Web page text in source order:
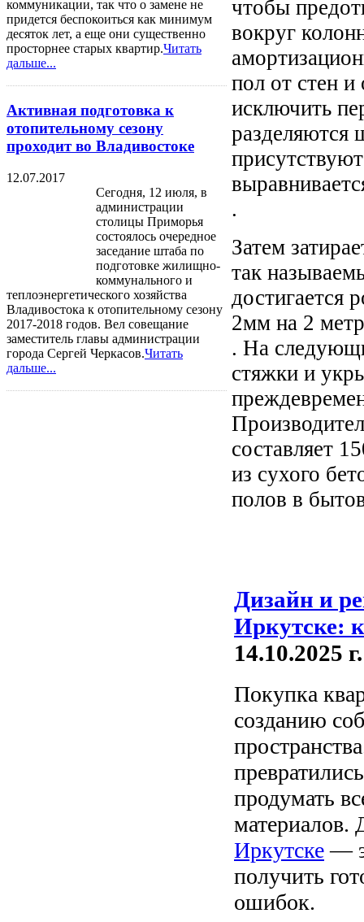
коммуникации, так что о замене не
придется беспокоиться как минимум
десяток лет, а еще они существенно
просторнее старых квартир.Читать
дальше...
Активная подготовка к
отопительному сезону
проходит во Владивостоке
12.07.2017
Сегодня, 12 июля, в
администрации
столицы Приморья
состоялось очередное
заседание штаба по
подготовке жилищно-
коммунального и
теплоэнергетического хозяйства
Владивостока к отопительному сезону
2017-2018 годов. Вел совещание
заместитель главы администрации
города Сергей Черкасов.Читать
дальше...
чтобы
вокруг
пол от стен
исключить
разделяются
.
Затем
так
достигается
2мм на 2
. На
стяжки и
составляет
из сухого
полов в
Дизайн и
Иркутске:
14.10.2025 г.
Покупка
созданию
продумать
материалов.
Иркутске—
получить
ошибок.